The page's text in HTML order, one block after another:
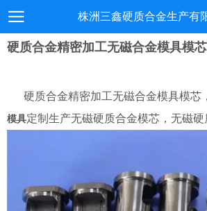
株洲三鑫硬质合金生产有
硬质合金精密加工无磁合金模具模芯
硬质合金精密加工无磁合金模具模芯
模具定制生产无磁硬质合金模芯，无磁硬